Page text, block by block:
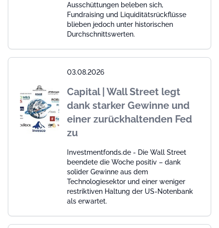
Ausschüttungen beleben sich,
Fundraising und Liquiditätsrückflüsse
blieben jedoch unter historischen
Durchschnittswerten.
03.08.2026
Capital | Wall Street legt
dank starker Gewinne und
einer zurückhaltenden Fed
zu
Investmentfonds.de - Die Wall Street
beendete die Woche positiv – dank
solider Gewinne aus dem
Technologiesektor und einer weniger
restriktiven Haltung der US-Notenbank
als erwartet.